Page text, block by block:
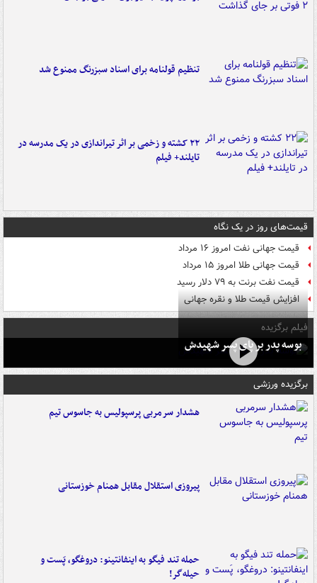
تنظیم قولنامه برای اسناد سبزرنگ ممنوع شد
۲۲ کشته و زخمی بر اثر تیراندازی در یک مدرسه در
تایلند+ فیلم
قیمت‌های روز در یک نگاه
قیمت جهانی نفت امروز ۱۶ مرداد
قیمت جهانی طلا امروز ۱۵ مرداد
قیمت نفت برنت به ۷۹ دلار رسید
افزایش قیمت طلا و نقره جهانی
فیلم برگزیده
بوسه‌ پدر بر پای پسر شهیدش
برگزیده ورزشی
هشدار سرمربی پرسپولیس به جاسوس تیم
پیروزی استقلال مقابل همنام خوزستانی
حمله تند فیگو به اینفانتینو: دروغگو، پَست‌ و
حیله‌گر!